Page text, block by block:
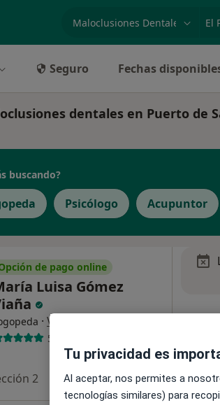
Seguro Fechas
dentales en Puerto de
buscando?
Psicólogo Acupuntor
de pago online
Luisa Gómez
· Ver más
5 opiniones
2 Online
Tu privacidad es
Al aceptar, nos permites a
tecnologías similares) para